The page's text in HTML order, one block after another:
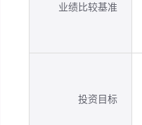
业绩比较基准
投资目标